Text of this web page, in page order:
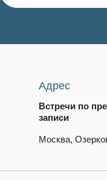
Адрес
Встречи по
записи
Москва,